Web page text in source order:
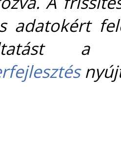
adatokért